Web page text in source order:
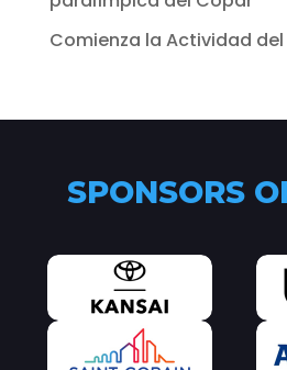
Comienza la Actividad
SPONSORS